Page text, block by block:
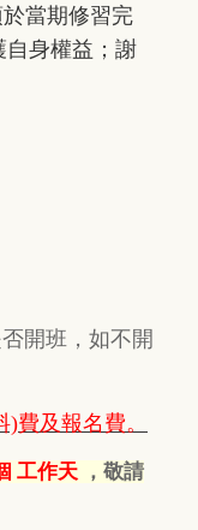
於當期修習完
自身權益；謝
開班，如不開
費及報名費。
工作天 ，敬請